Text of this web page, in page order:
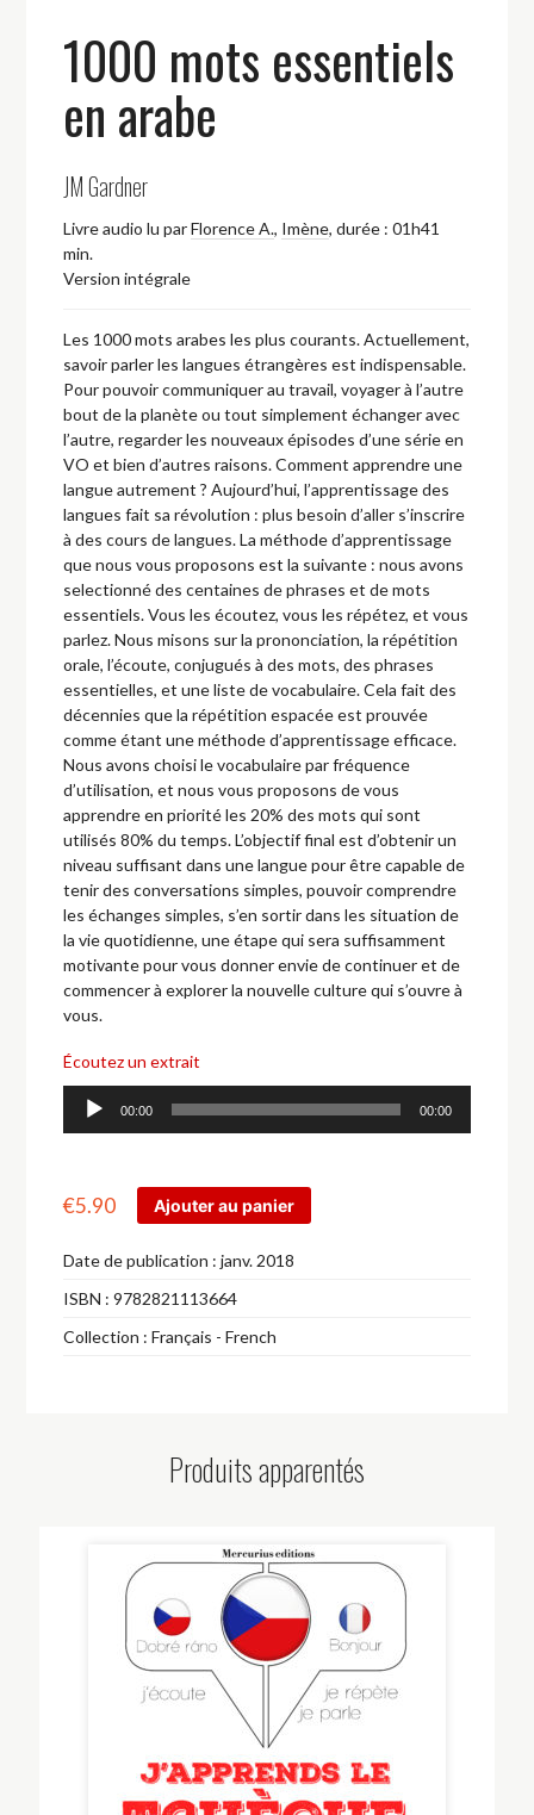
1000 mots essentiels
en arabe
JM Gardner
Livre audio lu parFlorence A., Imène, durée : 01h41
min.
Version intégrale
Les 1000 mots arabes les plus courants. Actuellement,
savoir parler les langues étrangères est indispensable.
Pour pouvoir communiquer au travail, voyager à l’autre
bout de la planète ou tout simplement échanger avec
l’autre, regarder les nouveaux épisodes d’une série en
VO et bien d’autres raisons. Comment apprendre une
langue autrement ? Aujourd’hui, l’apprentissage des
langues fait sa révolution : plus besoin d’aller s’inscrire
à des cours de langues. La méthode d’apprentissage
que nous vous proposons est la suivante : nous avons
selectionné des centaines de phrases et de mots
essentiels. Vous les écoutez, vous les répétez, et vous
parlez. Nous misons sur la prononciation, la répétition
orale, l’écoute, conjugués à des mots, des phrases
essentielles, et une liste de vocabulaire. Cela fait des
décennies que la répétition espacée est prouvée
comme étant une méthode d’apprentissage efficace.
Nous avons choisi le vocabulaire par fréquence
d’utilisation, et nous vous proposons de vous
apprendre en priorité les 20% des mots qui sont
utilisés 80% du temps. L’objectif final est d’obtenir un
niveau suffisant dans une langue pour être capable de
tenir des conversations simples, pouvoir comprendre
les échanges simples, s’en sortir dans les situation de
la vie quotidienne, une étape qui sera suffisamment
motivante pour vous donner envie de continuer et de
commencer à explorer la nouvelle culture qui s’ouvre à
vous.
Écoutez un extrait
Lecteur
audio
00:00 00:00
€5.90 Ajouter au panier
Date de publication : janv. 2018
ISBN : 9782821113664
Collection : Français - French
Produits apparentés